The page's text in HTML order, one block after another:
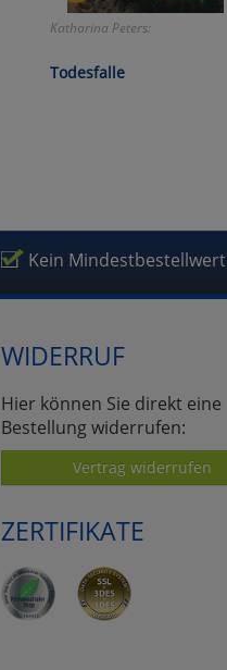
Katharina Peters:
Todesfalle
Kein Mindestbestellwert
WIDERRUF
Hier können Sie direkt eine
Bestellung widerrufen:
Vertrag widerrufen
ZERTIFIKATE